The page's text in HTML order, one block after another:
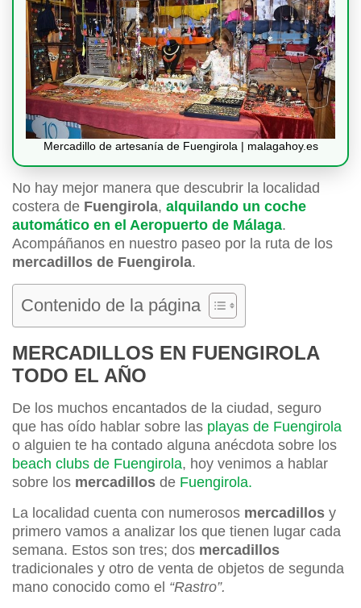
Mercadillo de artesanía de Fuengirola | malagahoy.es
No hay mejor manera que descubrir la localidad
costera de Fuengirola, alquilando un coche
automático en el Aeropuerto de Málaga.
Acompáñanos en nuestro paseo por la ruta de los
mercadillos de Fuengirola.
Contenido de la página
MERCADILLOS EN FUENGIROLA
TODO EL AÑO
De los muchos encantados de la ciudad, seguro
que has oído hablar sobre las playas de Fuengirola
o alguien te ha contado alguna anécdota sobre los
beach clubs de Fuengirola, hoy venimos a hablar
sobre los mercadillos de Fuengirola.
La localidad cuenta con numerosos mercadillos y
primero vamos a analizar los que tienen lugar cada
semana. Estos son tres; dos mercadillos
tradicionales y otro de venta de objetos de segunda
mano conocido como el “Rastro”.